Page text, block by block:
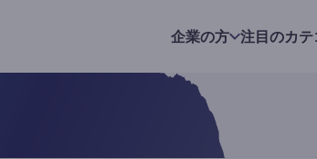
企業の方 注目のカテ